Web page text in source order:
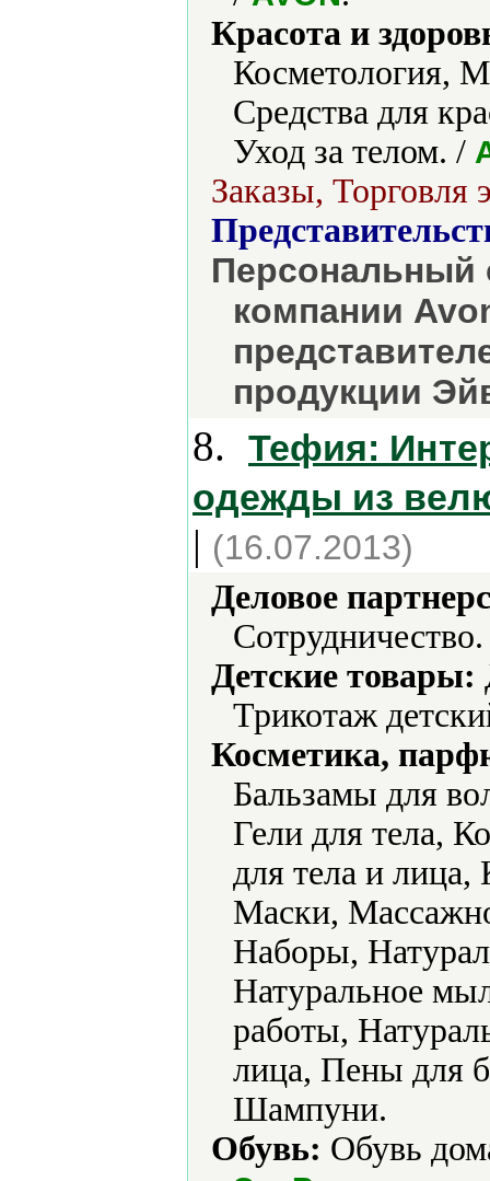
Красота и
Косметология,
Средства для
Уход за телом. /
Заказы, Торговля
Персональный
компании
продукции
8.
Тефия:
одежды из
| (16.07.2013)
Деловое
Сотрудничество.
Детские товары:
Трикотаж
Косметика,
Бальзамы для
Гели для тела,
для тела и
Маски,
Наборы,
Натуральное
работы,
лица, Пены для
Шампуни.
Обувь: Обувь